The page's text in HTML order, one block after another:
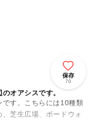
保存
70
オアシスです。
す。こちらには10種類
芝生広場、ボードウォ